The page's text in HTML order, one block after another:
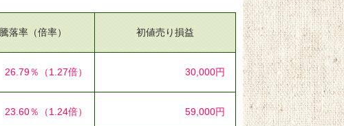
騰落率（倍率） 初値売り損益
26.79％ （1.27倍） 30,000円
23.60％ （1.24倍） 59,000円